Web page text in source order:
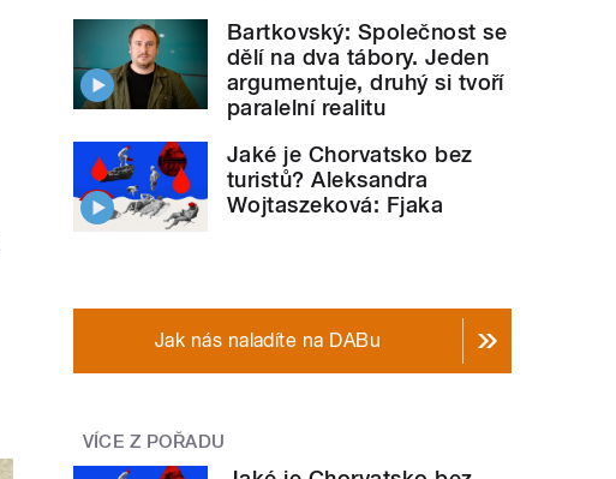
Bartkovský: Společnost se
dělí na dva tábory. Jeden
argumentuje, druhý si tvoří
paralelní realitu
Jaké je Chorvatsko bez
turistů? Aleksandra
Wojtaszeková: Fjaka
Jak nás naladíte na DABu
VÍCE Z POŘADU